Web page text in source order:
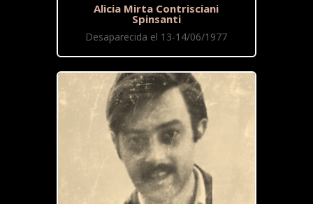
Alicia Mirta Contrisciani
Spinsanti
Desaparecida el 13-14/06/1977